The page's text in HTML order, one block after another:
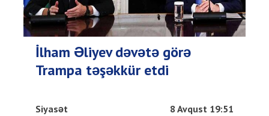
İlham Əliyev dəvətə görə
Trampa təşəkkür etdi
Siyasət 8 Avqust 19:51